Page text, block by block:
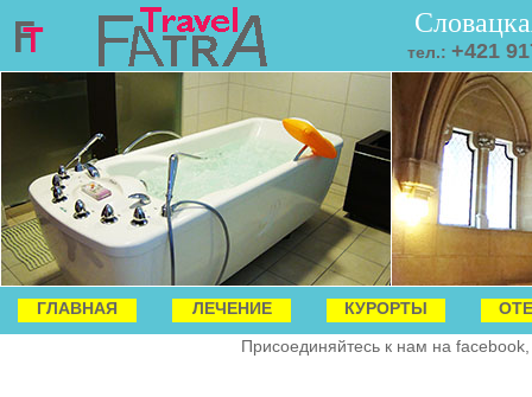
тел.: +421
ГЛАВНАЯ ЛЕЧЕНИЕ КУРОРТЫ
Присоединяйтесь к нам на